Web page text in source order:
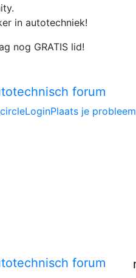
in autotechniek!
nog GRATIS lid!
Plaats je probleem
Login